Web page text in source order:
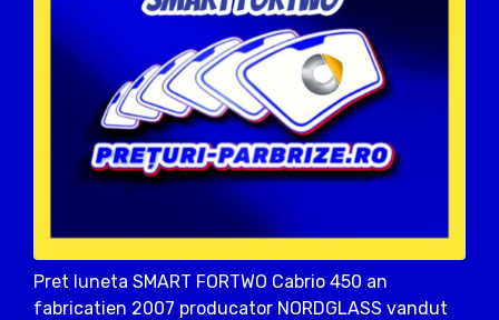
Pret luneta SMART FORTWO Cabrio 450 an
fabricatien 2007 producator NORDGLASS vandut